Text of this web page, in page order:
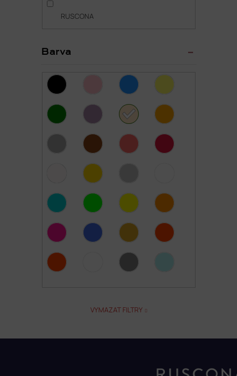
RUSCONA
Barva
VYMAZAT FILTRY